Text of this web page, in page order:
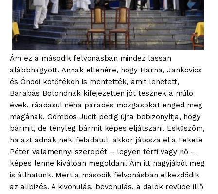
Ám ez a második felvonásban mindez lassan
alábbhagyott. Annak ellenére, hogy Harna, Jankovics
és Ónodi kötőféken is mentették, amit lehetett,
Barabás Botondnak kifejezetten jót tesznek a múló
évek, ráadásul néha parádés mozgásokat enged meg
magának, Gombos Judit pedig újra bebizonyítja, hogy
bármit, de tényleg bármit képes eljátszani. Esküszöm,
ha azt adnák neki feladatul, akkor játssza el a Fekete
Péter valamennyi szerepét – legyen férfi vagy nő –
képes lenne kiválóan megoldani. Ám itt nagyjából meg
is állhatunk. Mert a második felvonásban elkezdődik
az alibizés. A kivonulás, bevonulás, a dalok revübe illő